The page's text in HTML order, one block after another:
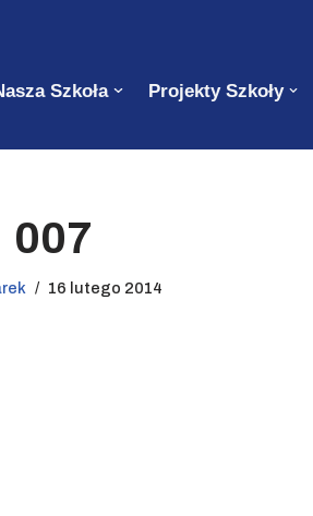
Szkoła Projekty Szkoły
007
16 lutego 2014